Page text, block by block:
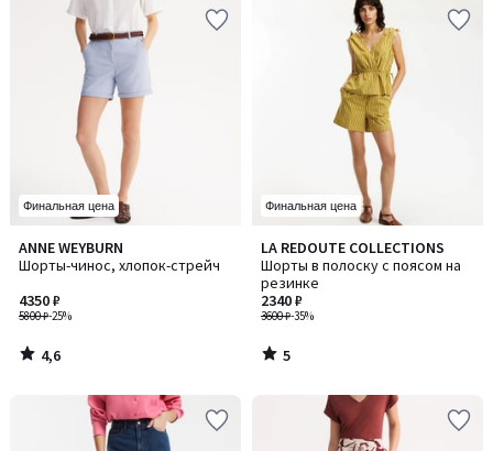
Финальная цена
ANNE WEYBURN
Шорты-чинос, хлопок-стрейч
5800 ₽-25%
4350 ₽
4,6
/ 5
4,6
/
Финальная цена
LA REDOUTE COLLECTIONS
Шорты в полоску с поясом на
резинке
3600 ₽-35%
2340 ₽
5
/
5
5
/